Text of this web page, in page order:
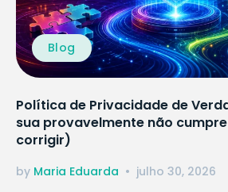
Blog
Política de Privacidade de
sua provavelmente não cumpre
corrigir)
by Maria Eduarda
julho 30, 2026